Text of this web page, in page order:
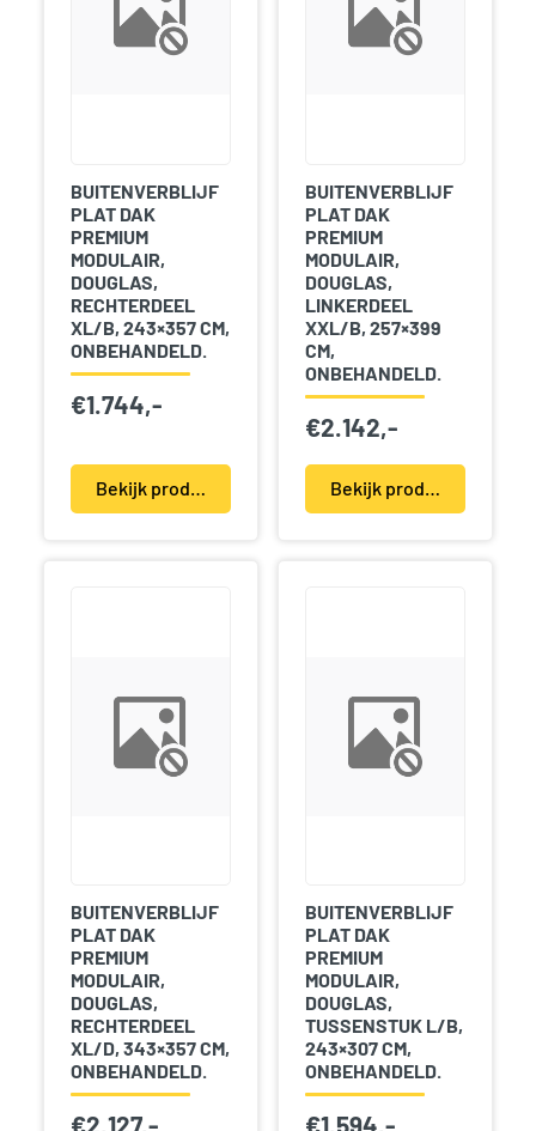
BUITENVERBLIJF
PLAT DAK
PREMIUM
MODULAIR,
DOUGLAS,
RECHTERDEEL
XL/B, 243×357 CM,
ONBEHANDELD.
€1.744,-
Bekijk product(en)
BUITENVERBLIJF
PLAT DAK
PREMIUM
MODULAIR,
DOUGLAS,
LINKERDEEL
XXL/B, 257×399
CM,
ONBEHANDELD.
€2.142,-
Bekijk product(en)
BUITENVERBLIJF
PLAT DAK
PREMIUM
MODULAIR,
DOUGLAS,
RECHTERDEEL
XL/D, 343×357 CM,
ONBEHANDELD.
€2.127,-
BUITENVERBLIJF
PLAT DAK
PREMIUM
MODULAIR,
DOUGLAS,
TUSSENSTUK L/B,
243×307 CM,
ONBEHANDELD.
€1.594,-